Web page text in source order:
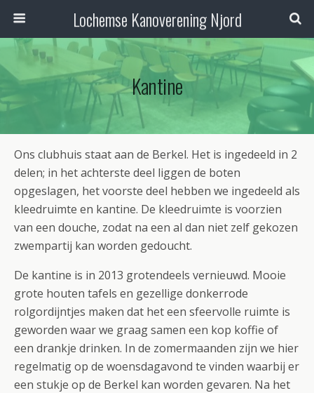
Lochemse Kanoverening Njord
Kantine
Ons clubhuis staat aan de Berkel. Het is ingedeeld in 2
delen; in het achterste deel liggen de boten
opgeslagen, het voorste deel hebben we ingedeeld als
kleedruimte en kantine. De kleedruimte is voorzien
van een douche, zodat na een al dan niet zelf gekozen
zwempartij kan worden gedoucht.
De kantine is in 2013 grotendeels vernieuwd. Mooie
grote houten tafels en gezellige donkerrode
rolgordijntjes maken dat het een sfeervolle ruimte is
geworden waar we graag samen een kop koffie of
een drankje drinken. In de zomermaanden zijn we hier
regelmatig op de woensdagavond te vinden waarbij er
een stukje op de Berkel kan worden gevaren. Na het